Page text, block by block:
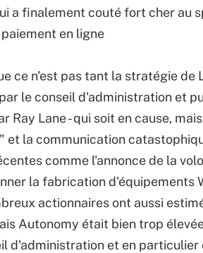
a finalement couté fort cher au
en ligne
ce n'est pas tant la stratégie de
le conseil d'administration et
Ray Lane - qui soit en cause,
et la communication
comme l'annonce de la
la fabrication d'équipements
actionnaires ont aussi
Autonomy était bien trop
d'administration et en particulier